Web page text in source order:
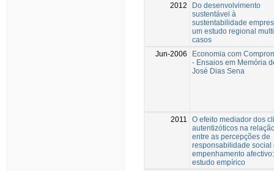
2012
Do desenvolvimento
sustentável à
sustentabilidade
um estudo regional
casos
Jun-2006
Economia com
- Ensaios em Memória
José Dias Sena
2011
O efeito mediador dos
autentizóticos na
entre as percepções de
responsabilidade social
empenhamento
estudo empírico